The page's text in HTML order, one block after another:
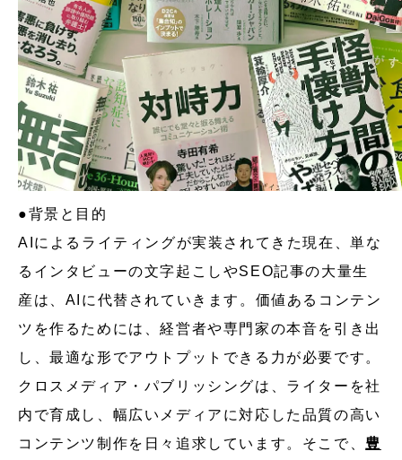
●背景と目的
AIによるライティングが実装されてきた現在、単な
るインタビューの文字起こしやSEO記事の大量生
産は、AIに代替されていきます。価値あるコンテン
ツを作るためには、経営者や専門家の本音を引き出
し、最適な形でアウトプットできる力が必要です。
クロスメディア・パブリッシングは、ライターを社
内で育成し、幅広いメディアに対応した品質の高い
コンテンツ制作を日々追求しています。そこで、 豊